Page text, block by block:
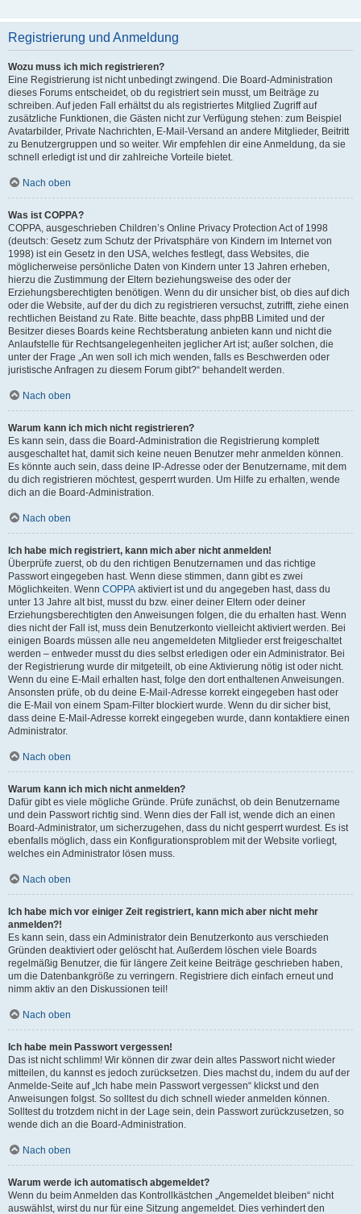
Registrierung und Anmeldung
Wozu muss ich mich registrieren?
Eine Registrierung ist nicht unbedingt zwingend. Die Board-Administration
dieses Forums entscheidet, ob du registriert sein musst, um Beiträge zu
schreiben. Auf jeden Fall erhältst du als registriertes Mitglied Zugriff auf
zusätzliche Funktionen, die Gästen nicht zur Verfügung stehen: zum Beispiel
Avatarbilder, Private Nachrichten, E-Mail-Versand an andere Mitglieder, Beitritt
zu Benutzergruppen und so weiter. Wir empfehlen dir eine Anmeldung, da sie
schnell erledigt ist und dir zahlreiche Vorteile bietet.
Nach oben
Was ist COPPA?
COPPA, ausgeschrieben Children’s Online Privacy Protection Act of 1998
(deutsch: Gesetz zum Schutz der Privatsphäre von Kindern im Internet von
1998) ist ein Gesetz in den USA, welches festlegt, dass Websites, die
möglicherweise persönliche Daten von Kindern unter 13 Jahren erheben,
hierzu die Zustimmung der Eltern beziehungsweise des oder der
Erziehungsberechtigten benötigen. Wenn du dir unsicher bist, ob dies auf dich
oder die Website, auf der du dich zu registrieren versuchst, zutrifft, ziehe einen
rechtlichen Beistand zu Rate. Bitte beachte, dass phpBB Limited und der
Besitzer dieses Boards keine Rechtsberatung anbieten kann und nicht die
Anlaufstelle für Rechtsangelegenheiten jeglicher Art ist; außer solchen, die
unter der Frage „An wen soll ich mich wenden, falls es Beschwerden oder
juristische Anfragen zu diesem Forum gibt?“ behandelt werden.
Nach oben
Warum kann ich mich nicht registrieren?
Es kann sein, dass die Board-Administration die Registrierung komplett
ausgeschaltet hat, damit sich keine neuen Benutzer mehr anmelden können.
Es könnte auch sein, dass deine IP-Adresse oder der Benutzername, mit dem
du dich registrieren möchtest, gesperrt wurden. Um Hilfe zu erhalten, wende
dich an die Board-Administration.
Nach oben
Ich habe mich registriert, kann mich aber nicht anmelden!
Überprüfe zuerst, ob du den richtigen Benutzernamen und das richtige
Passwort eingegeben hast. Wenn diese stimmen, dann gibt es zwei
Möglichkeiten. Wenn COPPA aktiviert ist und du angegeben hast, dass du
unter 13 Jahre alt bist, musst du bzw. einer deiner Eltern oder deiner
Erziehungsberechtigten den Anweisungen folgen, die du erhalten hast. Wenn
dies nicht der Fall ist, muss dein Benutzerkonto vielleicht aktiviert werden. Bei
einigen Boards müssen alle neu angemeldeten Mitglieder erst freigeschaltet
werden – entweder musst du dies selbst erledigen oder ein Administrator. Bei
der Registrierung wurde dir mitgeteilt, ob eine Aktivierung nötig ist oder nicht.
Wenn du eine E-Mail erhalten hast, folge den dort enthaltenen Anweisungen.
Ansonsten prüfe, ob du deine E-Mail-Adresse korrekt eingegeben hast oder
die E-Mail von einem Spam-Filter blockiert wurde. Wenn du dir sicher bist,
dass deine E-Mail-Adresse korrekt eingegeben wurde, dann kontaktiere einen
Administrator.
Nach oben
Warum kann ich mich nicht anmelden?
Dafür gibt es viele mögliche Gründe. Prüfe zunächst, ob dein Benutzername
und dein Passwort richtig sind. Wenn dies der Fall ist, wende dich an einen
Board-Administrator, um sicherzugehen, dass du nicht gesperrt wurdest. Es ist
ebenfalls möglich, dass ein Konfigurationsproblem mit der Website vorliegt,
welches ein Administrator lösen muss.
Nach oben
Ich habe mich vor einiger Zeit registriert, kann mich aber nicht mehr
anmelden?!
Es kann sein, dass ein Administrator dein Benutzerkonto aus verschieden
Gründen deaktiviert oder gelöscht hat. Außerdem löschen viele Boards
regelmäßig Benutzer, die für längere Zeit keine Beiträge geschrieben haben,
um die Datenbankgröße zu verringern. Registriere dich einfach erneut und
nimm aktiv an den Diskussionen teil!
Nach oben
Ich habe mein Passwort vergessen!
Das ist nicht schlimm! Wir können dir zwar dein altes Passwort nicht wieder
mitteilen, du kannst es jedoch zurücksetzen. Dies machst du, indem du auf der
Anmelde-Seite auf „Ich habe mein Passwort vergessen“ klickst und den
Anweisungen folgst. So solltest du dich schnell wieder anmelden können.
Solltest du trotzdem nicht in der Lage sein, dein Passwort zurückzusetzen, so
wende dich an die Board-Administration.
Nach oben
Warum werde ich automatisch abgemeldet?
Wenn du beim Anmelden das Kontrollkästchen „Angemeldet bleiben“ nicht
auswählst, wirst du nur für eine Sitzung angemeldet. Dies verhindert den